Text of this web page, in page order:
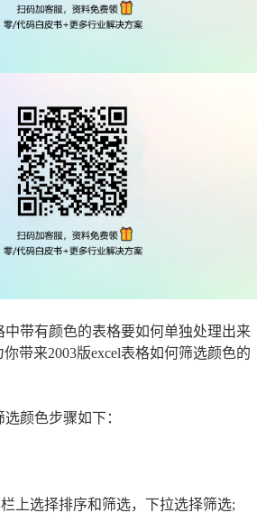
中带有颜色的表格要如何单独处理出来
带来2003版excel表格如何筛选颜色的
选颜色步骤如下：
上选择排序和筛选，下拉选择筛选;